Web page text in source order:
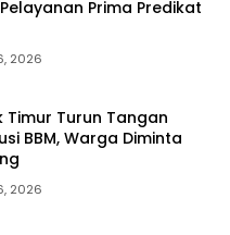
Prima Predikat
2026
Timur Turun Tangan
BBM, Warga Diminta
2026